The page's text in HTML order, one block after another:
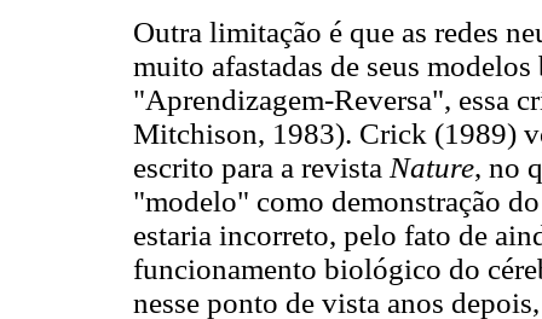
Outra limitação é que as redes
muito afastadas de seus
"Aprendizagem-Reversa", essa
Mitchison, 1983). Crick (1989)
escrito para a revista Nature, no
"modelo" como demonstração
estaria incorreto, pelo fato de
funcionamento biológico do
nesse ponto de vista anos